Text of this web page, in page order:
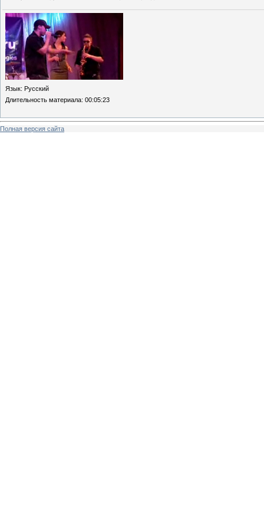
Язык: Русский
Длительность материала: 00:05:23
Полная версия сайта